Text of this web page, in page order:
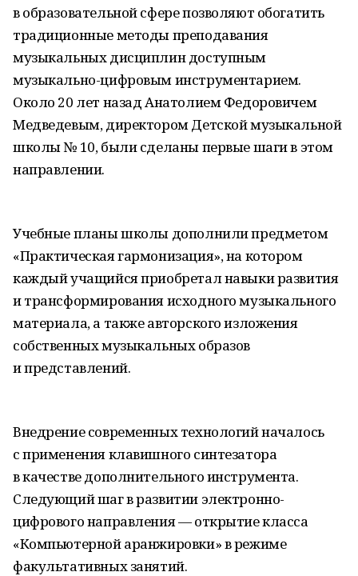
в образовательной сфере позволяют обогатить
традиционные методы преподавания
музыкальных дисциплин доступным
музыкально-цифровым инструментарием.
Около 20 лет назад Анатолием Федоровичем
Медведевым, директором Детской музыкальной
школы № 10, были сделаны первые шаги в этом
направлении.
Учебные планы школы дополнили предметом
«Практическая гармонизация», на котором
каждый учащийся приобретал навыки развития
и трансформирования исходного музыкального
материала, а также авторского изложения
собственных музыкальных образов
и представлений.
Внедрение современных технологий началось
с применения клавишного синтезатора
в качестве дополнительного инструмента.
Следующий шаг в развитии электронно-
цифрового направления — открытие класса
«Компьютерной аранжировки» в режиме
факультативных занятий.